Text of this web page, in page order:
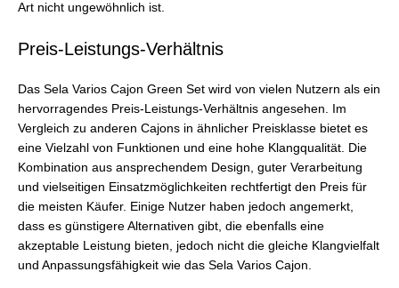
Art nicht ungewöhnlich ist.
Preis-Leistungs-Verhältnis
Das Sela Varios Cajon Green Set wird von vielen Nutzern als ein
hervorragendes Preis-Leistungs-Verhältnis angesehen. Im
Vergleich zu anderen Cajons in ähnlicher Preisklasse bietet es
eine Vielzahl von Funktionen und eine hohe Klangqualität. Die
Kombination aus ansprechendem Design, guter Verarbeitung
und vielseitigen Einsatzmöglichkeiten rechtfertigt den Preis für
die meisten Käufer. Einige Nutzer haben jedoch angemerkt,
dass es günstigere Alternativen gibt, die ebenfalls eine
akzeptable Leistung bieten, jedoch nicht die gleiche Klangvielfalt
und Anpassungsfähigkeit wie das Sela Varios Cajon.